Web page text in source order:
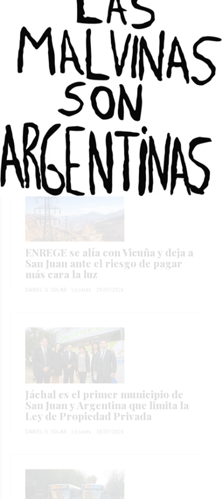
Locales 05/08/2026
ATAP agradeció en un comunicado
que el Gobierno reconociera la
deuda
DANIEL G. SOLAR Locales 31/07/2026
ENREGE se alía con Vicuña y deja a
San Juan ante el riesgo de pagar
más cara la luz
DANIEL G. SOLAR Locales 29/07/2026
Jáchal es el primer municipio de
San Juan y Argentina que limita la
Ley de Propiedad Privada
DANIEL G. SOLAR Locales 28/07/2026